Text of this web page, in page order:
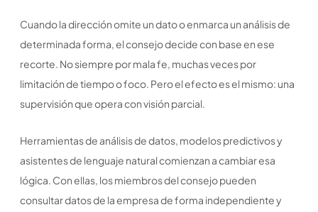
Cuando la dirección omite un dato o enmarca un análisis de
determinada forma, el consejo decide con base en ese
recorte. No siempre por mala fe, muchas veces por
limitación de tiempo o foco. Pero el efecto es el mismo: una
supervisión que opera con visión parcial.
Herramientas de análisis de datos, modelos predictivos y
asistentes de lenguaje natural comienzan a cambiar esa
lógica. Con ellas, los miembros del consejo pueden
consultar datos de la empresa de forma independiente y